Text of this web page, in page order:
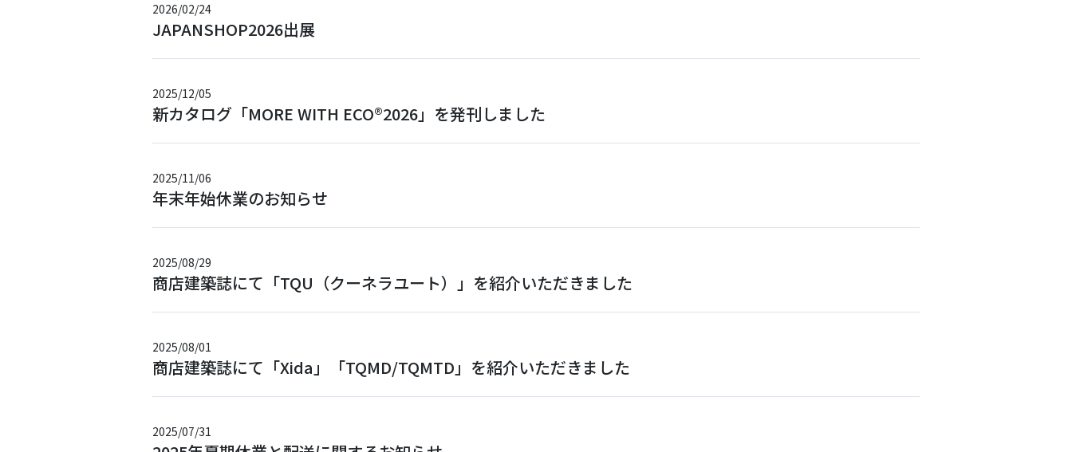
2026/02/24
JAPANSHOP2026出展
2025/12/05
新カタログ「MORE WITH ECO®2026」を発刊しました
2025/11/06
年末年始休業のお知らせ
2025/08/29
商店建築誌にて「TQU（クーネラユート）」を紹介いただきました
2025/08/01
商店建築誌にて「Xida」「TQMD/TQMTD」を紹介いただきました
2025/07/31